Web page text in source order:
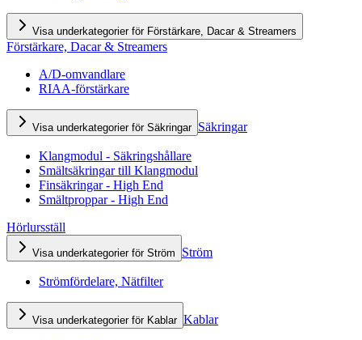
Visa underkategorier för Förstärkare, Dacar & Streamers
Förstärkare, Dacar & Streamers
A/D-omvandlare
RIAA-förstärkare
Visa underkategorier för Säkringar Säkringar
Klangmodul - Säkringshållare
Smältsäkringar till Klangmodul
Finsäkringar - High End
Smältproppar - High End
Hörlursställ
Visa underkategorier för Ström Ström
Strömfördelare, Nätfilter
Visa underkategorier för Kablar Kablar